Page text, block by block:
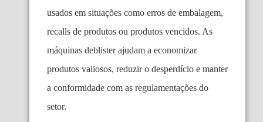
usados ​​em situações como erros de embalagem,
recalls de produtos ou produtos vencidos. As
máquinas deblister ajudam a economizar
produtos valiosos, reduzir o desperdício e manter
a conformidade com as regulamentações do
setor.